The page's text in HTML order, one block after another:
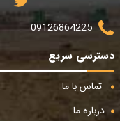
09126864225
دسترسی سریع
تماس با ما
درباره ما